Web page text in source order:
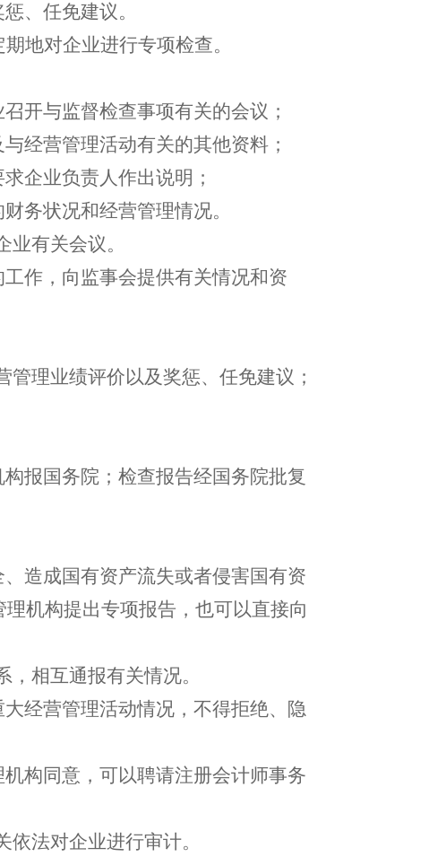
、任免建议。
地对企业进行专项检查。
开与监督检查事项有关的会议；
经营管理活动有关的其他资料；
企业负责人作出说明；
务状况和经营管理情况。
有关会议。
作，向监事会提供有关情况和资
理业绩评价以及奖惩、任免建议；
报国务院；检查报告经国务院批复
造成国有资产流失或者侵害国有资
机构提出专项报告，也可以直接向
相互通报有关情况。
经营管理活动情况，不得拒绝、隐
构同意，可以聘请注册会计师事务
法对企业进行审计。